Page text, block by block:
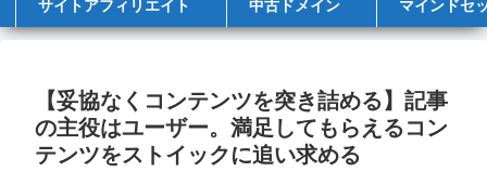
サイトアフィリエイト 中古ドメイン マインドセ
【妥協なくコンテンツを突き詰める】記事
の主役はユーザー。満足してもらえるコン
テンツをストイックに追い求める